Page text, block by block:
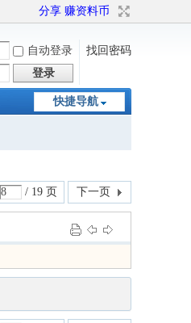
分享 赚资料币
自动登录
找回密码
登录
快捷导航
/ 19 页 下一页